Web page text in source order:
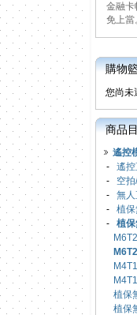
金融卡
免上當
購物
您尚未
商品
遙控
- 遙
- 空
- 無
- 植
- 植
植保
植保